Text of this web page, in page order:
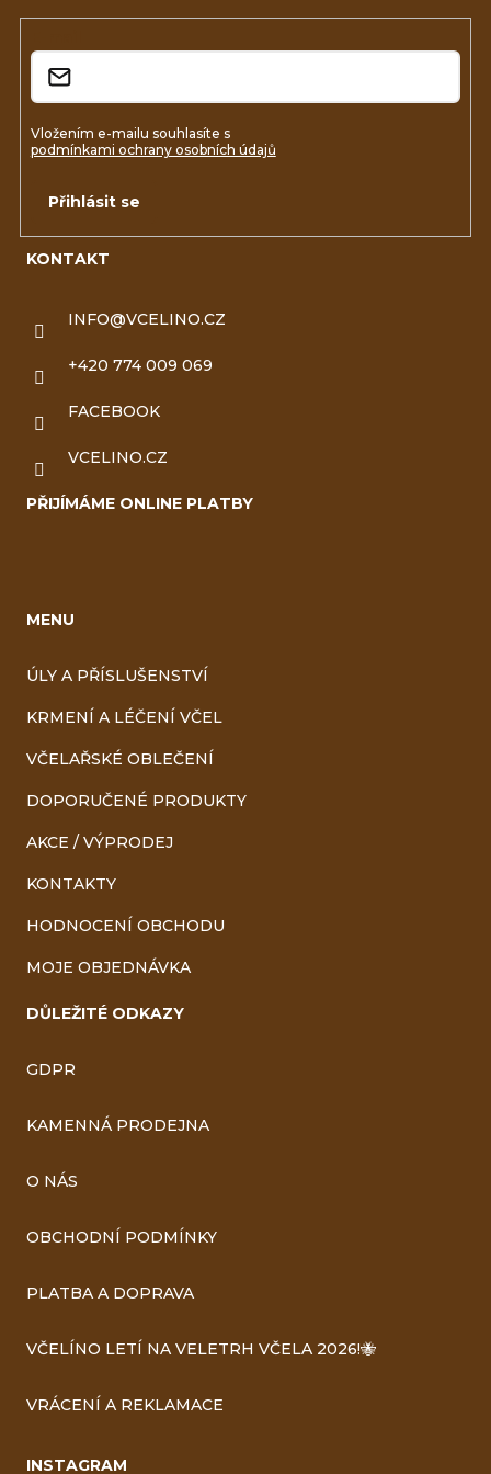
KONTAKT
INFO@VCELINO.CZ
+420 774 009 069
FACEBOOK
VCELINO.CZ
PŘIJÍMÁME ONLINE PLATBY
MENU
ÚLY A PŘÍSLUŠENSTVÍ
KRMENÍ A LÉČENÍ VČEL
VČELAŘSKÉ OBLEČENÍ
DOPORUČENÉ PRODUKTY
AKCE / VÝPRODEJ
KONTAKTY
HODNOCENÍ OBCHODU
MOJE OBJEDNÁVKA
DŮLEŽITÉ ODKAZY
GDPR
KAMENNÁ PRODEJNA
O NÁS
OBCHODNÍ PODMÍNKY
PLATBA A DOPRAVA
VČELÍNO LETÍ NA VELETRH VČELA 2026!🐝
VRÁCENÍ A REKLAMACE
INSTAGRAM
Vložením e-mailu souhlasíte s
podmínkami ochrany osobních údajů
Přihlásit se